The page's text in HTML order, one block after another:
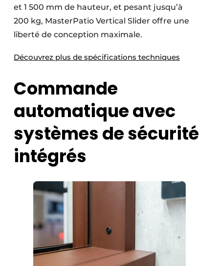
et 1 500 mm de hauteur, et pesant jusqu’à
200 kg, MasterPatio Vertical Slider offre une
liberté de conception maximale.
Découvrez plus de spécifications techniques
Commande
automatique avec
systèmes de sécurité
intégrés